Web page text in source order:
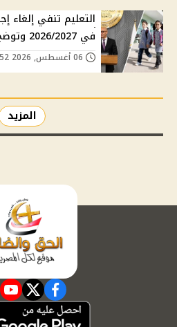
التعليم تنفي إلغاء
في 2026/2027 وتوضح نظام الحضور
المزيد
facebook